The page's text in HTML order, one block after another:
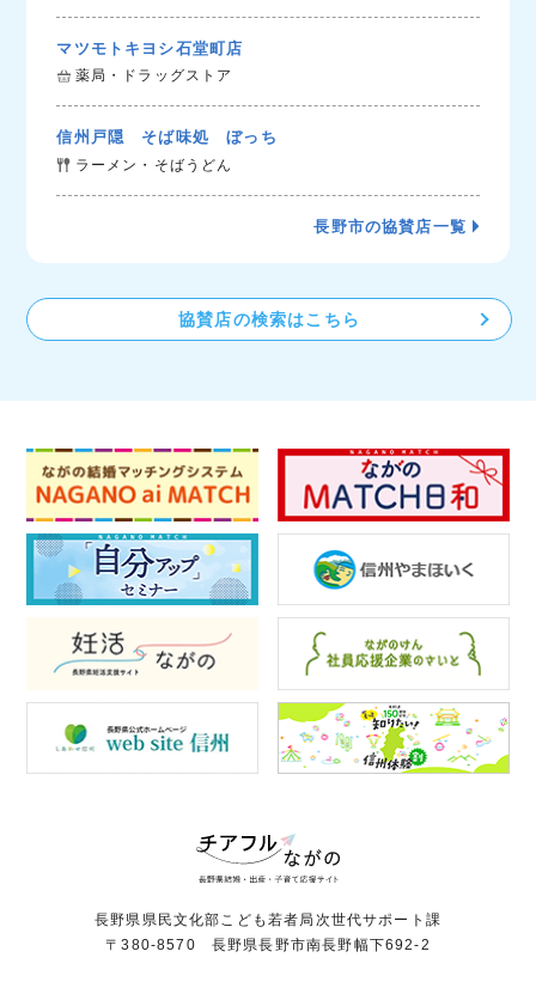
マツモトキヨシ石堂町店
薬局・ドラッグストア
信州戸隠 そば味処 ぼっち
ラーメン・そばうどん
長野市の協賛店一覧
協賛店の検索はこちら
長野県県民文化部こども若者局次世代サポート課
〒380-8570 長野県長野市南長野幅下692-2